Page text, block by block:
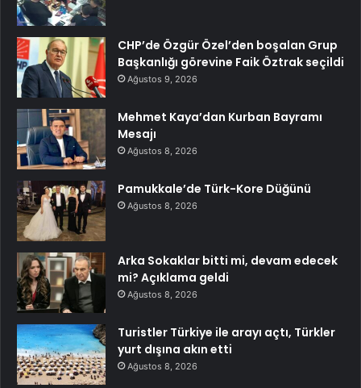
CHP’de Özgür Özel’den boşalan Grup
Başkanlığı görevine Faik Öztrak seçildi
Ağustos 9, 2026
Mehmet Kaya’dan Kurban Bayramı
Mesajı
Ağustos 8, 2026
Pamukkale’de Türk-Kore Düğünü
Ağustos 8, 2026
Arka Sokaklar bitti mi, devam edecek
mi? Açıklama geldi
Ağustos 8, 2026
Turistler Türkiye ile arayı açtı, Türkler
yurt dışına akın etti
Ağustos 8, 2026